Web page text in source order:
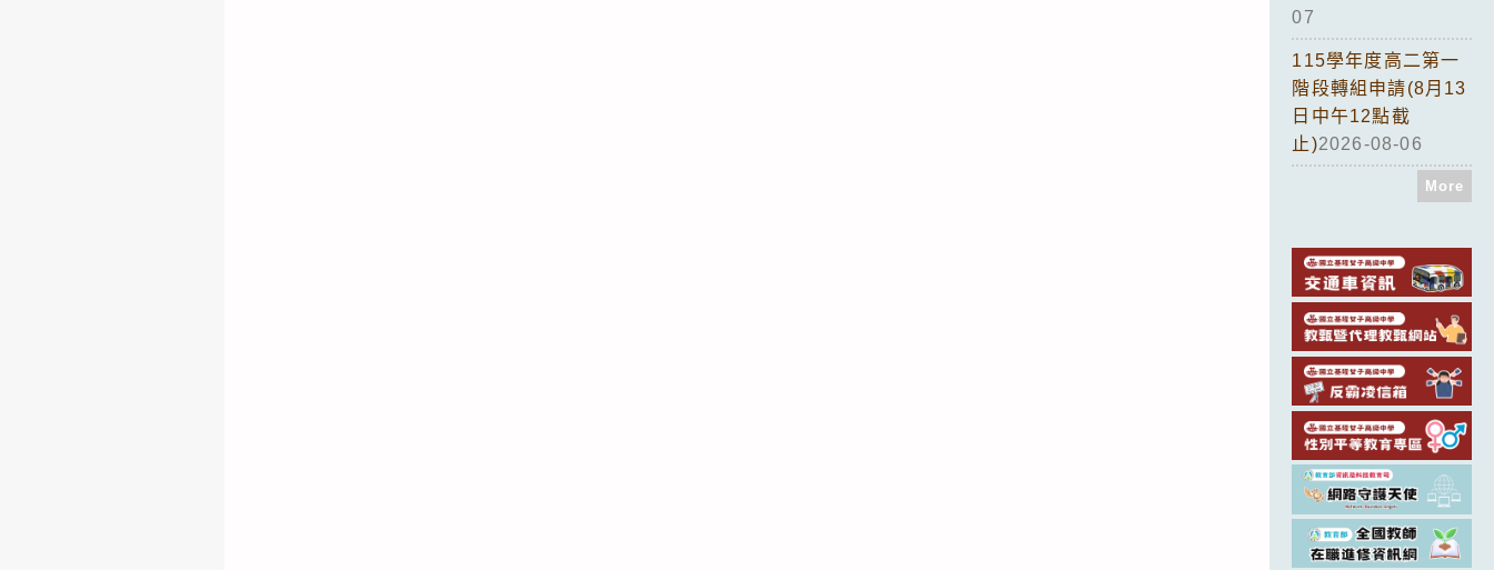
07
115學年度高二第一
階段轉組申請(8月13
日中午12點截
止)2026-08-06
More